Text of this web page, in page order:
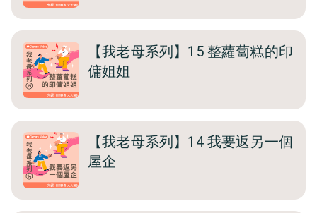
【我老母系列】15 整蘿蔔糕的印
傭姐姐
【我老母系列】14 我要返另一個
屋企